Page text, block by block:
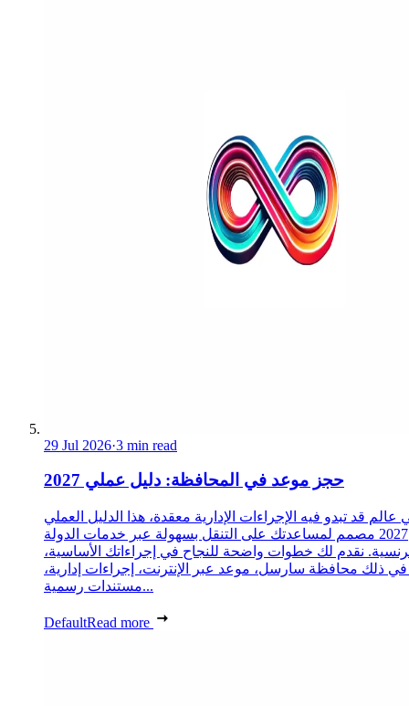
29 Jul 2026·3 min read
حجز موعد في المحافظة: دليل عملي 2027
عالم قد تبدو فيه الإجراءات الإدارية معقدة، هذا الدليل العملي
2027 مصمم لمساعدتك على التنقل بسهولة عبر خدمات الدولة
نقدم لك خطوات واضحة للنجاح في إجراءاتك الأساسية،
في ذلك محافظة سارسل، موعد عبر الإنترنت، إجراءات إدارية،
مستندات رسمية...
DefaultRead more